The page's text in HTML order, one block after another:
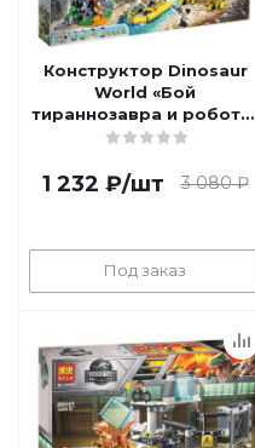
Конструктор Dinosaur
World «Бой
тираннозавра и робота-
динозавра»
1 232 ₽/шт 3 080₽
Под заказ